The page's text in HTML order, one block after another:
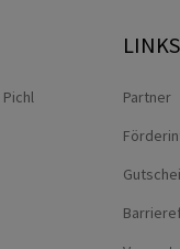
LINKS
Partner